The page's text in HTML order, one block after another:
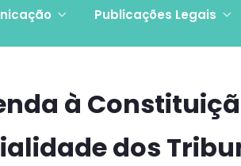
Publicações Legais
à
dos